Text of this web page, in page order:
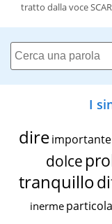
tratto dalla voce
I
dire importante
dolce
tranquillo
inerme